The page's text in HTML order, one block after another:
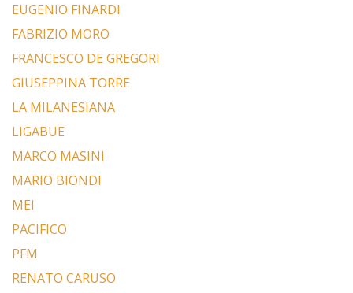
EUGENIO FINARDI
FABRIZIO MORO
FRANCESCO DE GREGORI
GIUSEPPINA TORRE
LA MILANESIANA
LIGABUE
MARCO MASINI
MARIO BIONDI
MEI
PACIFICO
PFM
RENATO CARUSO